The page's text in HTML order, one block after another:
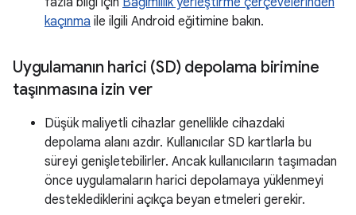
kaçınma ile ilgili Android eğitimine bakın.
Uygulamanın harici (SD) depolama birimine
taşınmasına izin ver
Düşük maliyetli cihazlar genellikle cihazdaki
depolama alanı azdır. Kullanıcılar SD kartlarla bu
süreyi genişletebilirler. Ancak kullanıcıların taşımadan
önce uygulamaların harici depolamaya yüklenmeyi
desteklediklerini açıkça beyan etmeleri gerekir.